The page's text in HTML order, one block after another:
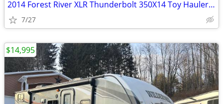
2014 Forest River XLR Thunderbolt 350X14 Toy Hauler *41ft*
7/27
$14,995